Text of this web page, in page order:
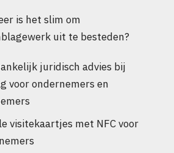
is het slim om
uit te besteden?
juridisch advies bij
voor ondernemers en
visitekaartjes met NFC voor